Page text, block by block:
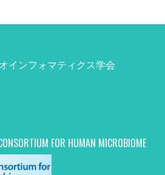
インフォマティクス学会
FOR HUMAN MICROBIOME